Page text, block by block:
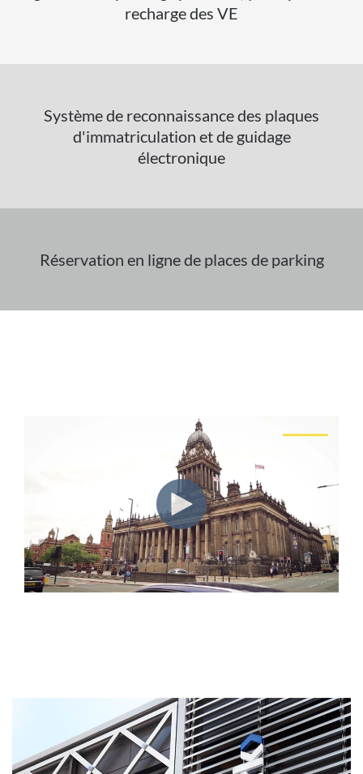
recharge des VE
Système de reconnaissance des plaques
d'immatriculation et de guidage
électronique
Réservation en ligne de places de parking